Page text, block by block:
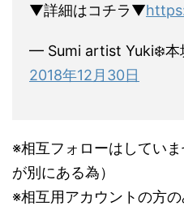
▼詳細はコチラ▼
— Sumi artist Yuki❄️本
2018年12月30日
※相互フォローはしてい
が別にある為）
※相互用アカウントの方